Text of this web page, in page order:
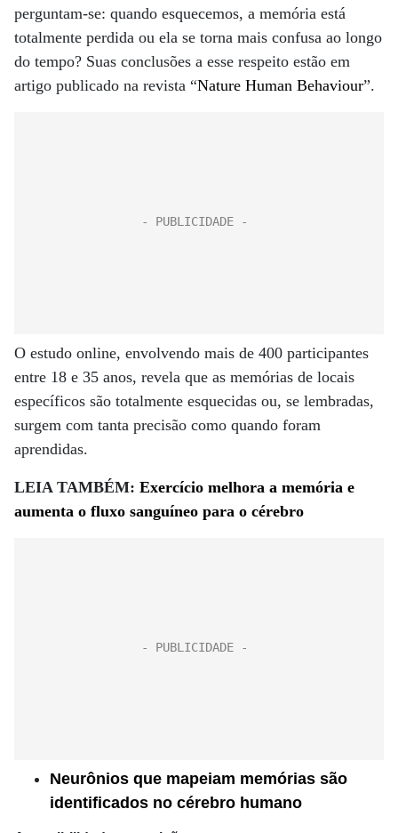
perguntam-se: quando esquecemos, a memória está
totalmente perdida ou ela se torna mais confusa ao longo
do tempo? Suas conclusões a esse respeito estão em
artigo publicado na revista “Nature Human Behaviour”.
O estudo online, envolvendo mais de 400 participantes
entre 18 e 35 anos, revela que as memórias de locais
específicos são totalmente esquecidas ou, se lembradas,
surgem com tanta precisão como quando foram
aprendidas.
LEIA TAMBÉM: Exercício melhora a memória e
aumenta o fluxo sanguíneo para o cérebro
Neurônios que mapeiam memórias são
identificados no cérebro humano